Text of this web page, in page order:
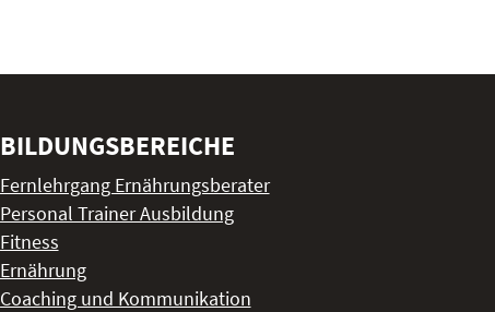
BILDUNGSBEREICHE
Fernlehrgang Ernährungsberater
Personal Trainer Ausbildung
Fitness
Ernährung
Coaching und Kommunikation